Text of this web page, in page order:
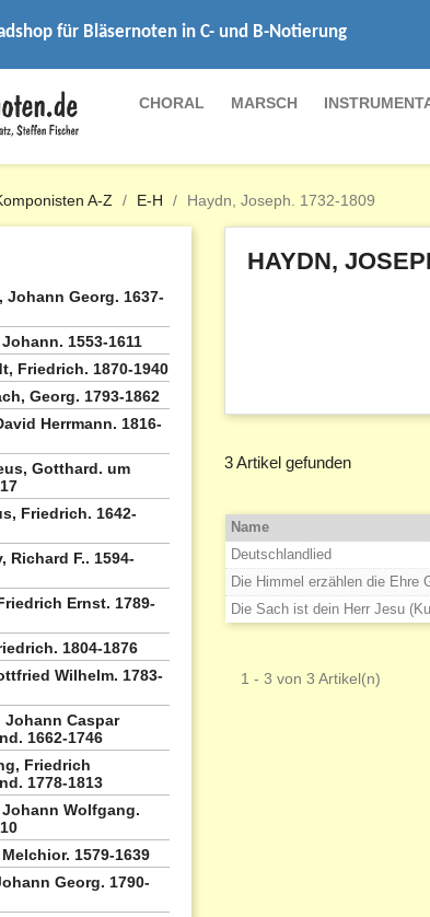
für Bläsernoten in C- und B-Notierung
CHORAL MARSCH
A-Z E-H Haydn, Joseph. 1732-1809
Johann Georg. 1637-
1553-1611
Friedrich. 1870-1940
Georg. 1793-1862
Herrmann. 1816-
Gotthard. um
Friedrich. 1642-
Richard F.. 1594-
Ernst. 1789-
1804-1876
Wilhelm. 1783-
Johann Caspar
1662-1746
Friedrich
1778-1813
Wolfgang.
1579-1639
Georg. 1790-
HAYDN,
3 Artikel gefunden
Name
Deutschlandlied
Die Himmel erzählen die Ehre
Die Sach ist dein Herr Jesu
1 - 3 von 3 Artikel(n)